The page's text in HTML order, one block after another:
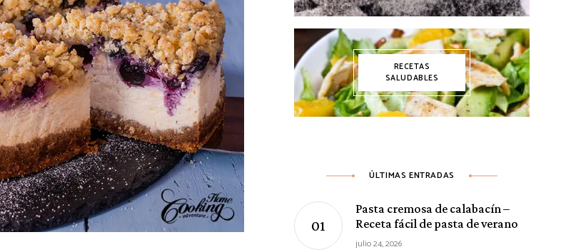
RECETAS
SALUDABLES
ÚLTIMAS ENTRADAS
Pasta cremosa de calabacín –
Receta fácil de pasta de verano
julio 24, 2026